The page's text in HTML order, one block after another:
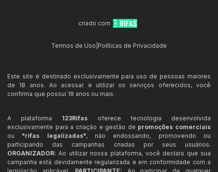
criado com
Termos de Uso Políticas de Privacidade
Este site é destinado exclusivamente para uso de pessoas maiores
de 18 anos. Ao acessar e utilizar os serviços oferecidos, você
confirma que possui 18 anos ou mais.
A plataforma 123Rifas oferece tecnologia desenvolvida
exclusivamente para a criação e gestão de promoções comerciais
ou "rifas legalizadas", não endossando, promovendo ou
participando das campanhas criadas por seus usuários.
ORGANIZADOR: Ao utilizar nossa plataforma, você declara que sua
campanha está devidamente regularizada e em conformidade com a